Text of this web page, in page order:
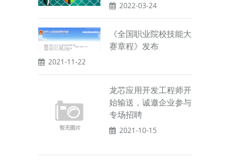
2022-03-24
《全国职业院校技能大
赛章程》发布
2021-11-22
龙芯应用开发工程师开
始输送，诚邀企业参与
专场招聘
2021-10-15